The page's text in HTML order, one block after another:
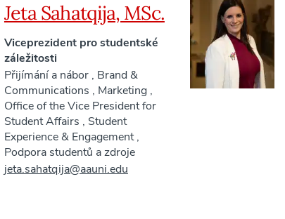
Jeta Sahatqija, MSc.
Viceprezident pro studentské
záležitosti
Přijímání a nábor, Brand &
Communications , Marketing,
Office of the Vice President for
Student Affairs , Student
Experience & Engagement,
Podpora studentů a zdroje
jeta.sahatqija@aauni.edu